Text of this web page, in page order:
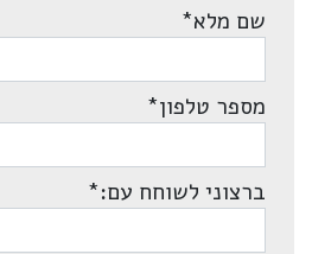
שם מלא*
מספר טלפון*
ברצוני לשוחח עם:*